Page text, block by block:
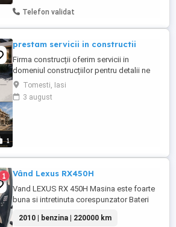
Telefon validat
1
prestam servicii in constructii
Firma construcții oferim servicii in
domeniul construcțiilor pentru detalii ne
puteți contacta la numărul afișat .
Tomesti, Iasi
3 august
1 Vând Lexus RX450H
Vand LEXUS RX 450H Masina este foarte
buna si intretinuta corespunzator Bateri
corespunzator Arcuri fata si spate
2010 | benzina | 220000 km